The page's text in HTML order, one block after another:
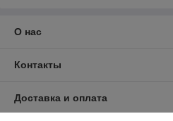
О нас
Контакты
Доставка и оплата